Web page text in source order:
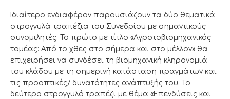
Ιδιαίτερο ενδιαφέρον παρουσιάζουν τα δύο θεματικά
στρογγυλά τραπέζια του Συνεδρίου με σημαντικούς
συνομιλητές. Το πρώτο με τίτλο «Αγροτοβιομηχανικός
τομέας: Από το χθες στο σήμερα και στο μέλλον» θα
επιχειρήσει να συνδέσει τη βιομηχανική κληρονομιά
του κλάδου με τη σημερινή κατάσταση πραγμάτων και
τις προοπτικές/ δυνατότητες ανάπτυξής του. Το
δεύτερο στρογγυλό τραπέζι με θέμα «Επενδύσεις και